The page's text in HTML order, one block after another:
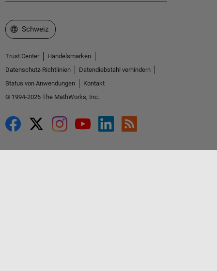
Website auswählen
Schweiz
Trust Center
Handelsmarken
Datenschutz-Richtlinien
Datendiebstahl verhindern
Status von Anwendungen
Kontakt
© 1994-2026 The MathWorks, Inc.